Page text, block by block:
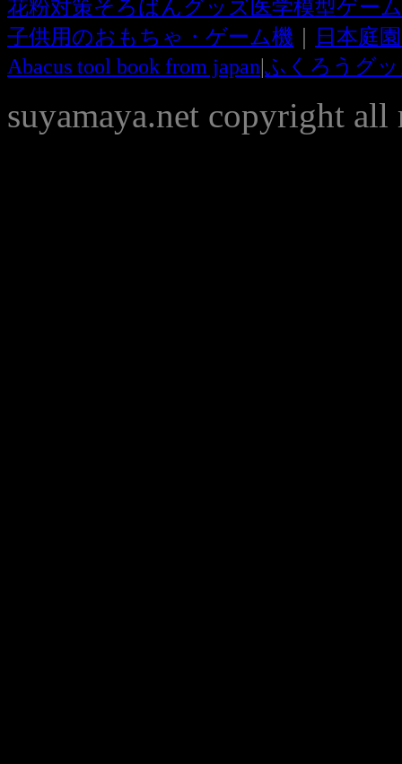
花粉対策そろばんグッズ 医学模型ゲー
子供用のおもちゃ・ゲーム機 ｜ 日本庭
Abacus tool book from japan|ふくろうグッ
suyamaya.net copyright all